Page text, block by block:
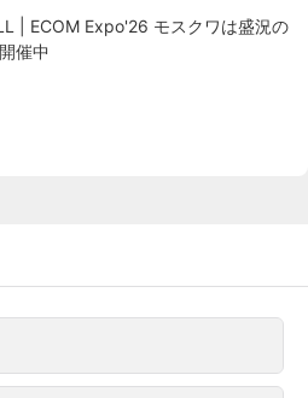
| ECOM Expo'26 モスクワは盛況の
催中